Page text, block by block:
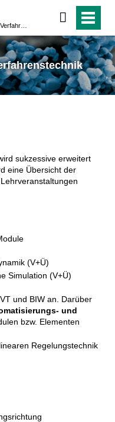
sukzessive erweitert
eine Übersicht der
(V+Ü)
Simulation (V+Ü)
und BIW an. Darüber
und
bzw. Elementen
Regelungstechnik